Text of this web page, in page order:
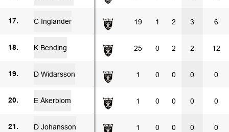
17. C Inglander 19 1 2 3 6
18. K Bending 25 0 2 2 12
19. D Widarsson 1 0 0 0 0
20. E Åkerblom 1 0 0 0 0
21. D Johansson 1 0 0 0 0